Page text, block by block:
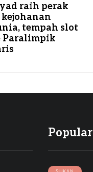
raih perak
tempah slot
Paralimpik
Popular